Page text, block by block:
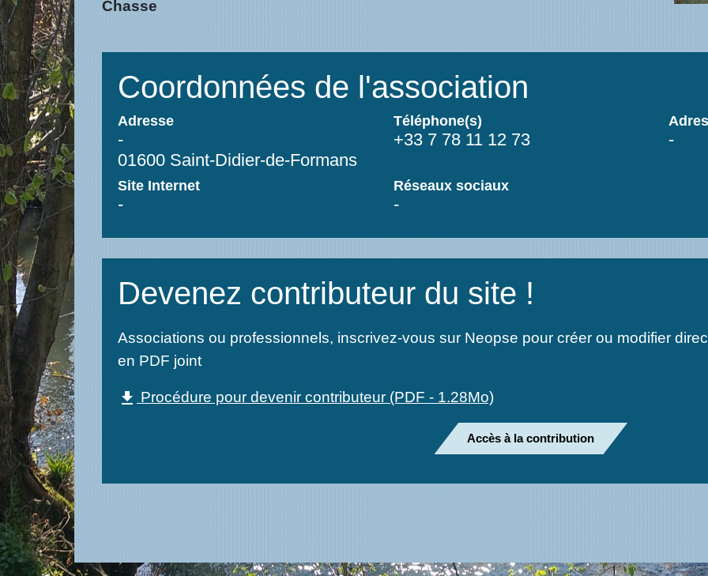
Chasse
Coordonnées de l'association
Adresse
-
01600 Saint-Didier-de-Formans
Téléphone(s)
+33 7 78 11 12 73 -
Site Internet
-
Réseaux sociaux
-
Devenez contributeur du site !
Associations ou professionnels, inscrivez-vous sur Neopse pour créer ou modifier
en PDF joint
file_download Procédure pour devenir contributeur (PDF - 1.28Mo)
Accès à la contribution